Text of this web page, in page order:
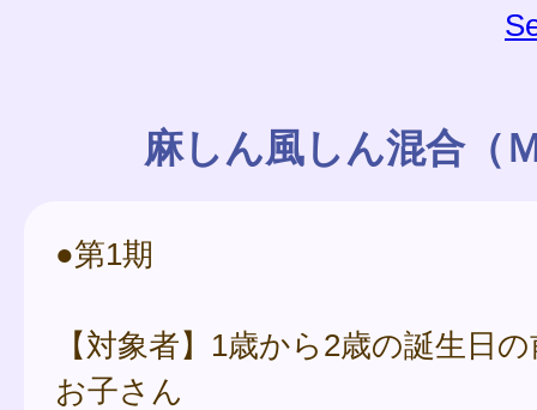
麻しん風しん混合（
●第1期
【対象者】1歳から2歳の誕生日
お子さん